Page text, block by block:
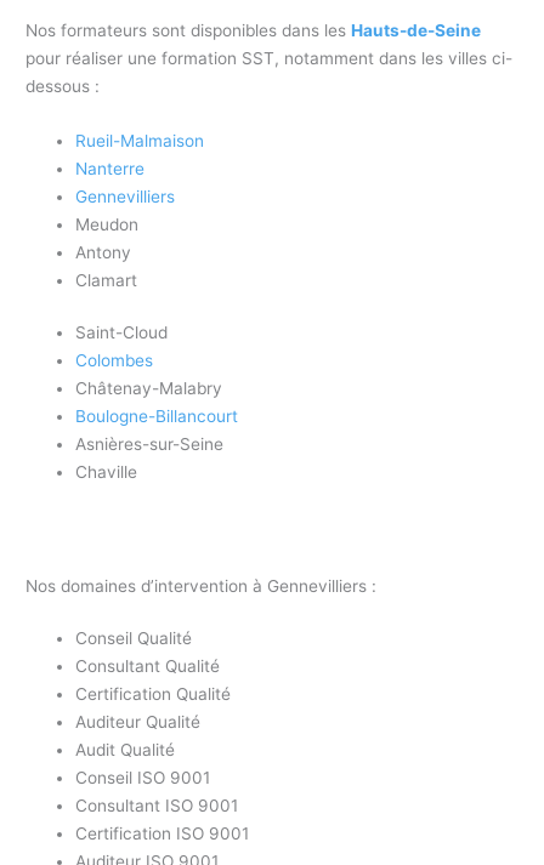
Nos formateurs sont disponibles dans lesHauts-de-Seine
pour réaliser une formation SST, notamment dans les villes ci-
dessous :
Rueil-Malmaison
Nanterre
Gennevilliers
Meudon
Antony
Clamart
Saint-Cloud
Colombes
Châtenay-Malabry
Boulogne-Billancourt
Asnières-sur-Seine
Chaville
Nos domaines d’intervention à Gennevilliers :
Conseil Qualité
Consultant Qualité
Certification Qualité
Auditeur Qualité
Audit Qualité
Conseil ISO 9001
Consultant ISO 9001
Certification ISO 9001